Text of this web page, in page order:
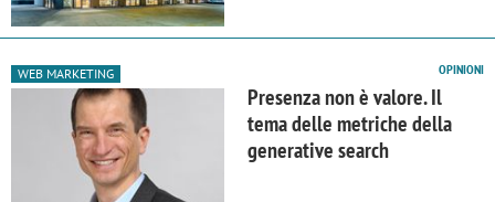
WEB MARKETING OPINIONI
Presenza non è valore. Il
tema delle metriche della
generative search